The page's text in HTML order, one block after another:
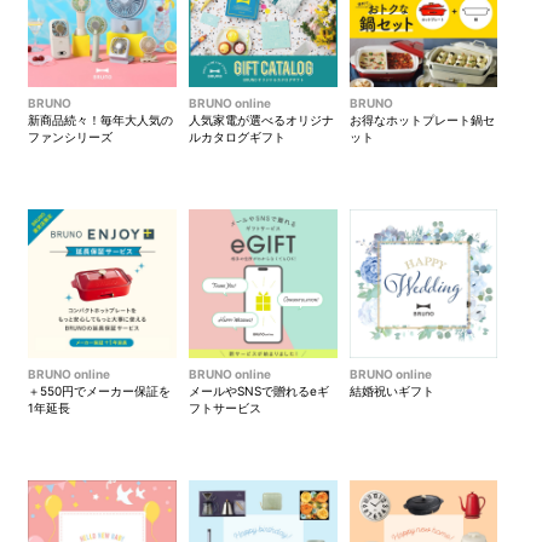
BRUNO
新商品続々！毎年大人気の
ファンシリーズ
BRUNO online
人気家電が選べるオリジナ
ルカタログギフト
BRUNO
お得なホットプレート鍋セ
ット
BRUNO online
＋550円でメーカー保証を
1年延長
BRUNO online
メールやSNSで贈れるeギ
フトサービス
BRUNO online
結婚祝いギフト